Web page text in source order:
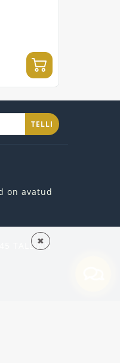
TELLI
on avatud
TALLINN
✖